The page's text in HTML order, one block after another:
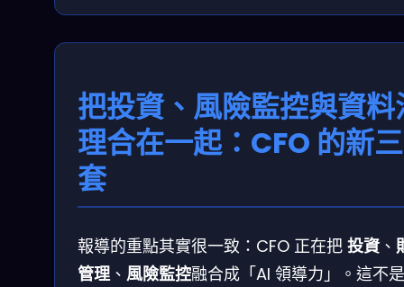
把投資、風險監控與資料
理合在一起：CFO 的新
套
報導的重點其實很一致：CFO 正在把 投資、
管理、 風險監控融合成「AI 領導力」。這不